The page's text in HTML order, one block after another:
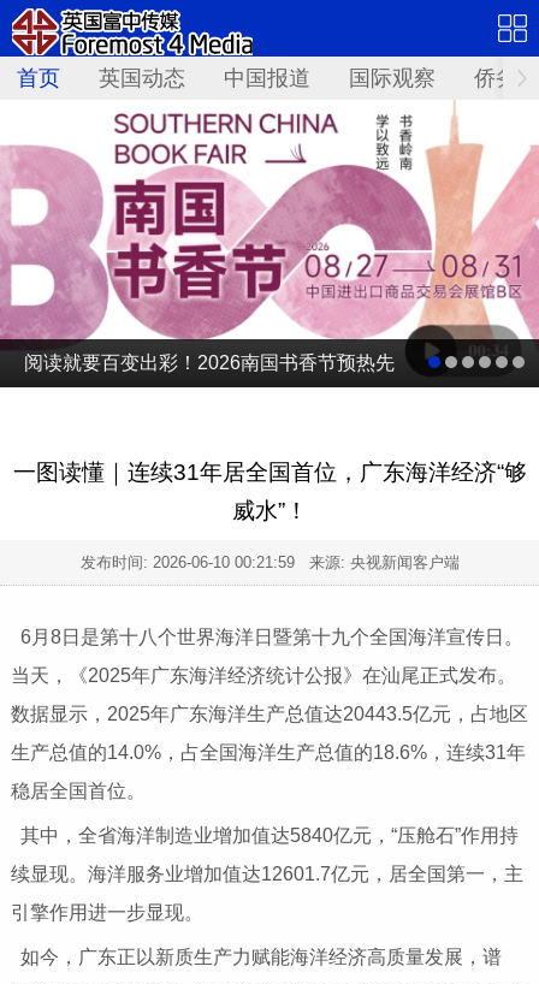
首页 英国动态 中国报道 国际观察 侨务
阅读就要百变出彩！2026南国书香节预热先
一图读懂｜连续31年居全国首位，广东海洋经济“够
威水”！
发布时间: 2026-06-10 00:21:59来源: 央视新闻客户端
6月8日是第十八个世界海洋日暨第十九个全国海洋宣传日。
当天，《2025年广东海洋经济统计公报》在汕尾正式发布。
数据显示，2025年广东海洋生产总值达20443.5亿元，占地区
生产总值的14.0%，占全国海洋生产总值的18.6%，连续31年
稳居全国首位。
其中，全省海洋制造业增加值达5840亿元，“压舱石”作用持
续显现。海洋服务业增加值达12601.7亿元，居全国第一，主
引擎作用进一步显现。
如今，广东正以新质生产力赋能海洋经济高质量发展，谱